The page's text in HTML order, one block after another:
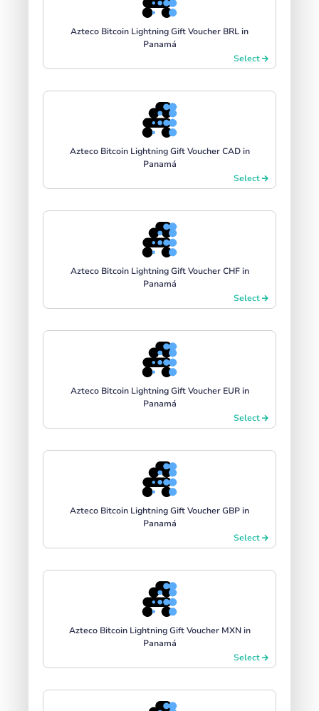
Azteco Bitcoin Lightning Gift Voucher BRL in
Panamá
Select
Azteco Bitcoin Lightning Gift Voucher CAD in
Panamá
Select
Azteco Bitcoin Lightning Gift Voucher CHF in
Panamá
Select
Azteco Bitcoin Lightning Gift Voucher EUR in
Panamá
Select
Azteco Bitcoin Lightning Gift Voucher GBP in
Panamá
Select
Azteco Bitcoin Lightning Gift Voucher MXN in
Panamá
Select